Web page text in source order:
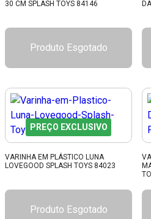
30 CM SPLASH TOYS 84146
Produto Esgotado
PREÇO EXCLUSIVO
VARINHA EM PLÁSTICO LUNA
LOVEGOOD SPLASH TOYS 84023
Produto Esgotado